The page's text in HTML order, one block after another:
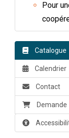
Pour
Catalogue
Calendrier
Contact
Demande